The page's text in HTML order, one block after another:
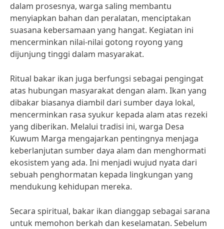
dalam prosesnya, warga saling membantu
menyiapkan bahan dan peralatan, menciptakan
suasana kebersamaan yang hangat. Kegiatan ini
mencerminkan nilai-nilai gotong royong yang
dijunjung tinggi dalam masyarakat.
Ritual bakar ikan juga berfungsi sebagai pengingat
atas hubungan masyarakat dengan alam. Ikan yang
dibakar biasanya diambil dari sumber daya lokal,
mencerminkan rasa syukur kepada alam atas rezeki
yang diberikan. Melalui tradisi ini, warga Desa
Kuwum Marga mengajarkan pentingnya menjaga
keberlanjutan sumber daya alam dan menghormati
ekosistem yang ada. Ini menjadi wujud nyata dari
sebuah penghormatan kepada lingkungan yang
mendukung kehidupan mereka.
Secara spiritual, bakar ikan dianggap sebagai sarana
untuk memohon berkah dan keselamatan. Sebelum